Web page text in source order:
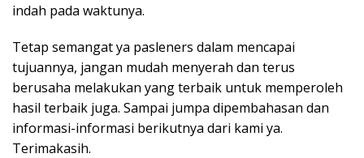
indah pada waktunya.
Tetap semangat ya pasleners dalam mencapai
tujuannya, jangan mudah menyerah dan terus
berusaha melakukan yang terbaik untuk memperoleh
hasil terbaik juga. Sampai jumpa dipembahasan dan
informasi-informasi berikutnya dari kami ya.
Terimakasih.